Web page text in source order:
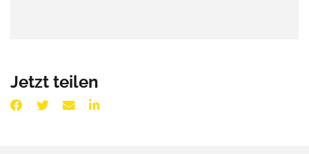
Jetzt teilen